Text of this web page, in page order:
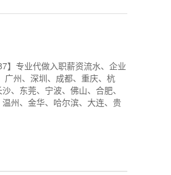
】专业代做入职薪资流水、企业
广州、深圳、成都、重庆、杭
、东莞、宁波、佛山、合肥、
州、金华、哈尔滨、大连、贵